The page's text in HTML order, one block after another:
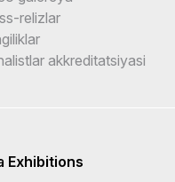
relizlar
akkreditatsiyasi
Exhibitions